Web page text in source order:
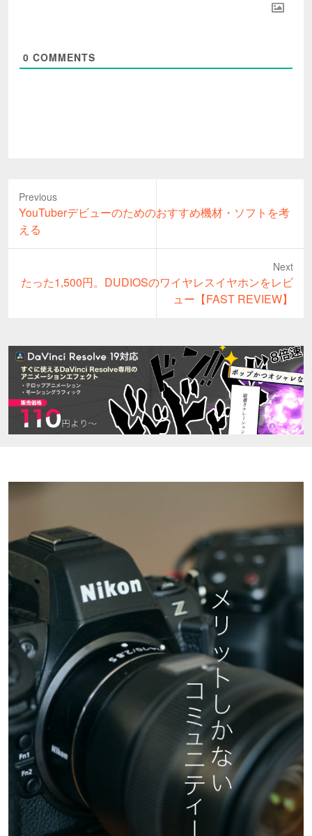
0 COMMENTS
Previous
Previous
post:
YouTuberデビューのためのおすすめ機材・ソフトを考
える
Next
Next
たった1,500円。DUDIOSのワイヤレスイヤホンをレビ
ュー【FAST REVIEW】